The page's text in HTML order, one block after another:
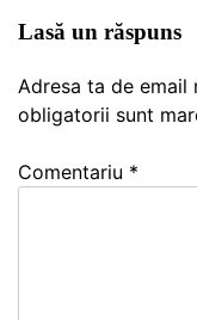
Lasă un răspuns
Adresa ta de email
obligatorii sunt
Comentariu *